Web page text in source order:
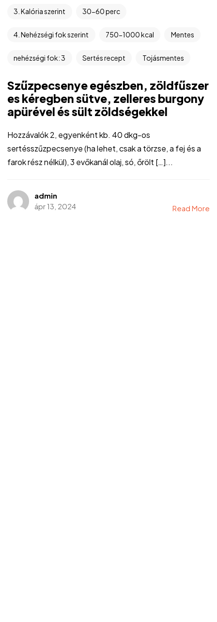
3. Kalória szerint 30-60 perc
4. Nehézségi fok szerint 750-1000 kcal Mentes
nehézségi fok: 3 Sertés recept Tojásmentes
Szűzpecsenye egészben, zöldfűszer
es kéregben sütve, zelleres burgony
apürével és sült zöldségekkel
Hozzávalók 2, egyenként kb. 40 dkg-os
sertésszűzpecsenye (ha lehet, csak a törzse, a fej és a
farok rész nélkül), 3 evőkanál olaj, só, őrölt […]...
admin
ápr 13, 2024
Read More